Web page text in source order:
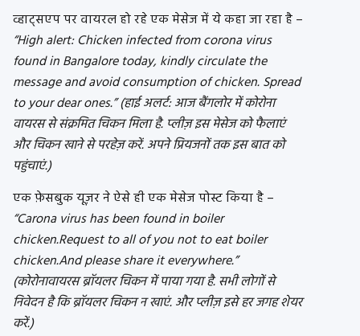
व्हाट्सएप पर वायरल हो रहे एक मेसेज में ये कहा जा रहा है –
“High alert: Chicken infected from corona virus
found in Bangalore today, kindly circulate the
message and avoid consumption of chicken. Spread
to your dear ones.” (हाई अलर्ट: आज बैंगलोर में कोरोना
वायरस से संक्रमित चिकन मिला है. प्लीज़ इस मेसेज को फैलाएं
और चिकन खाने से परहेज़ करें. अपने प्रियजनों तक इस बात को
पहुंचाएं.)
एक फ़ेसबुक यूज़र ने ऐसे ही एक मेसेज पोस्ट किया है –
“Carona virus has been found in boiler
chicken.Request to all of you not to eat boiler
chicken.And please share it everywhere.”
(कोरोनावायरस ब्रॉयलर चिकन में पाया गया है. सभी लोगों से
निवेदन है कि ब्रॉयलर चिकन न खाएं. और प्लीज़ इसे हर जगह शेयर
करें.)